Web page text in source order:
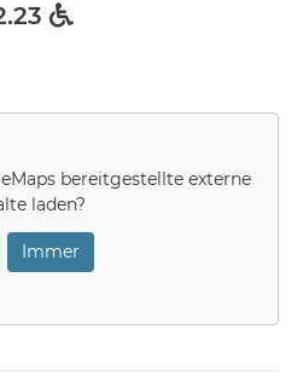
bereitgestellte externe
laden?
Immer